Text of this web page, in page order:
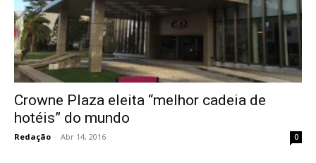
Crowne Plaza eleita “melhor cadeia de
hotéis” do mundo
Redação - Abr 14, 2016 0